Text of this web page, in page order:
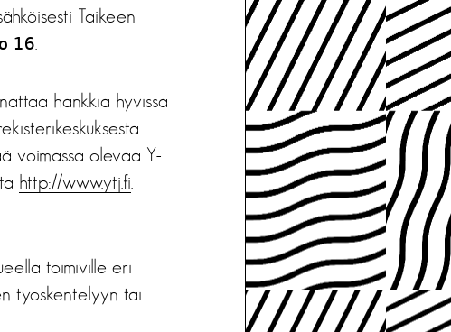
Taikeen
16
hankkia hyvissä
voimassa olevaa Y-
http://www.ytj.fi
toimiville eri
työskentelyyn tai